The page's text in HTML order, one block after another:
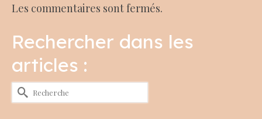
Les commentaires sont fermés.
Rechercher dans les
articles :
Rechercher :